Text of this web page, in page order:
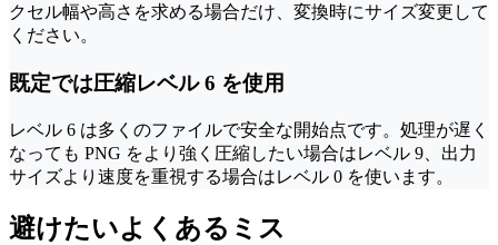
クセル幅や高さを求める場合だけ、変換時にサイズ変更して
ください。
既定では圧縮レベル 6 を使用
レベル 6 は多くのファイルで安全な開始点です。処理が遅く
なっても PNG をより強く圧縮したい場合はレベル 9、出力
サイズより速度を重視する場合はレベル 0 を使います。
避けたいよくあるミス